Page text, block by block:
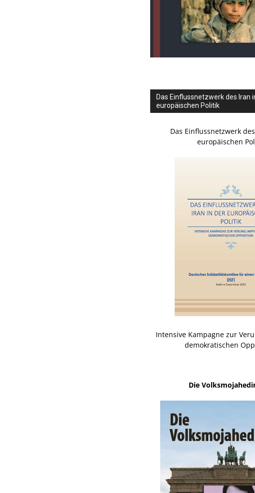
Das Einflussnetzwerk des Iran
europäischen Politik
Das Einflussnetzwerk
europäischen
Intensive Kampagne zur
demokratischen
Die